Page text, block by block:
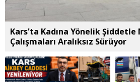
Kars'ta Kadına Yönelik Şiddetle
Çalışmaları Aralıksız Sürüyor